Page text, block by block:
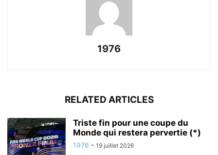
1976
RELATED ARTICLES
Triste fin pour une coupe du
Monde qui restera pervertie (*)
1976 - 19 juillet 2026